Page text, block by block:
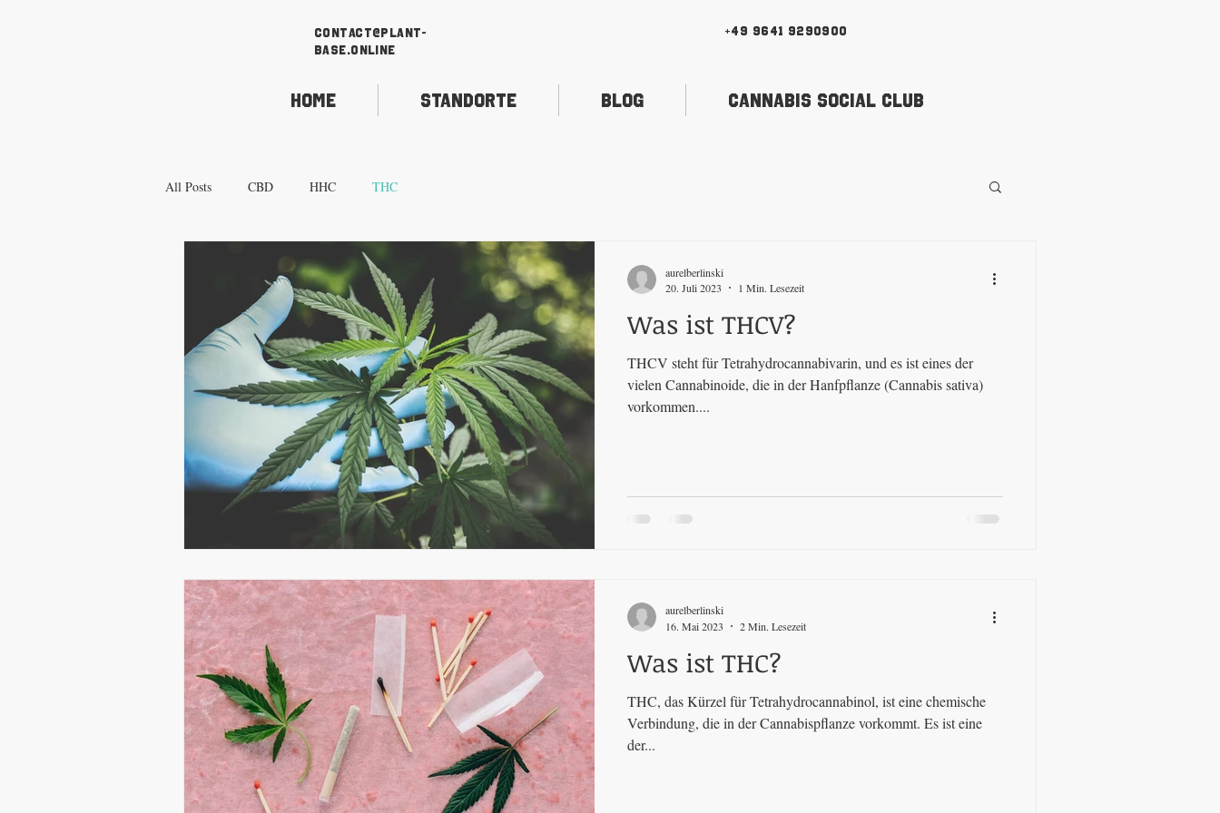
contact@plant-
base.online
+49 9641 9290900
Home Standorte Blog Cannabis Social Club
All Posts CBD HHC THC
Was ist THCV?
THCV steht für Tetrahydrocannabivarin, und es ist eines der
vielen Cannabinoide, die in der Hanfpflanze (Cannabis sativa)
vorkommen....
aurelberlinski
20. Juli 2023
1 Min. Lesezeit
Was ist THC?
THC, das Kürzel für Tetrahydrocannabinol, ist eine chemische
Verbindung, die in der Cannabispflanze vorkommt. Es ist eine
der...
aurelberlinski
16. Mai 2023
2 Min. Lesezeit